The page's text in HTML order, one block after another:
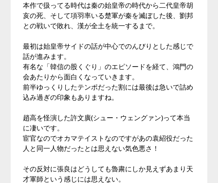
本作で扱ってる時代は秦の始皇帝の時代から二代皇帝胡
亥の死、そして項羽率いる楚軍が秦を滅ぼした後、劉邦
との戦いで敗れ、漢が全土を統一するまで。
最初は始皇帝サイドの話が中心でのんびりとした感じで
話が進みます。
有名な「韓信の股くぐり」のエピソードを経て、鴻門の
会あたりから面白くなっていきます。
前半ゆっくりしたテンポだった割には最後は急いで詰め
込み過ぎの印象もありますね。
趙高を怪演した許文廣(シュー・ウェングァン)って本当
に凄いです。
宦官なのでオカマテイストなのですがあの袁紹役だった
人と同一人物だったとは思えない気色悪さ！
その反対に張良はどうしても魯粛にしか見えずあまり天
才軍師という感じには思えない。